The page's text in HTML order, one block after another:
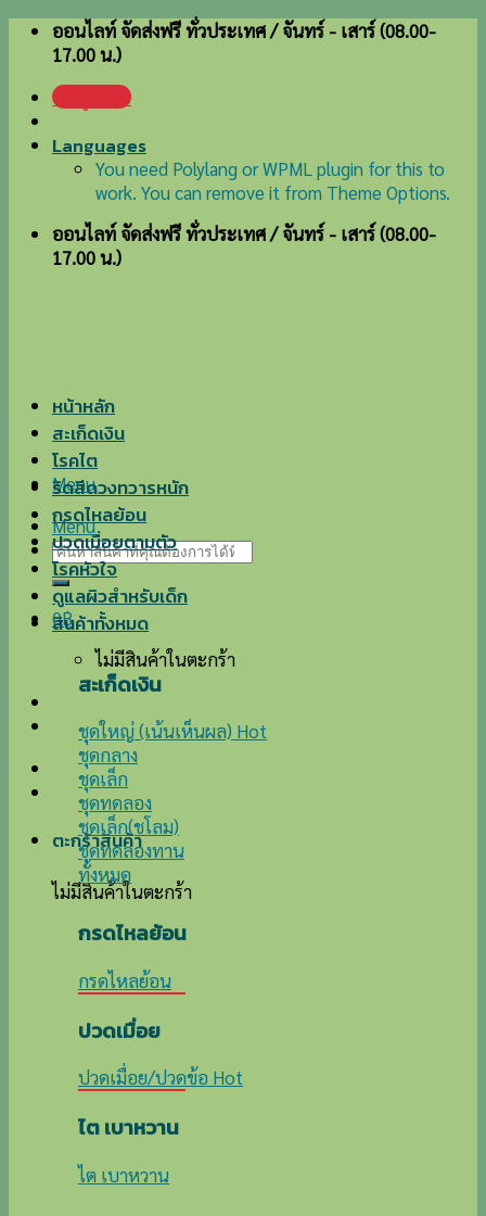
Skip ออนไลท์ จัดส่งฟรี ทั่วประเทศ / จันทร์ - เสาร์ (08.00-
17.00 น.)
เข้าสู่ระบบ
Languages
You need Polylang or WPML plugin for this to
work. You can remove it from Theme Options.
ออนไลท์ จัดส่งฟรี ทั่วประเทศ / จันทร์ - เสาร์ (08.00-
17.00 น.)
Menu
Menu
ค้นหา:
0฿
ไม่มีสินค้าในตะกร้า
ตะกร้าสินค้า
ไม่มีสินค้าในตะกร้า
หน้าหลัก
สะเก็ดเงิน
โรคไต
ริดสีดวงทวารหนัก
กรดไหลย้อน
ปวดเมื่อยตามตัว
โรคหัวใจ
ดูแลผิวสำหรับเด็ก
สินค้าทั้งหมด
สะเก็ดเงิน
ชุดใหญ่ (เน้นเห็นผล)
ชุดกลาง
ชุดเล็ก
ชุดทดลอง
ชุดเล็ก(ชโลม)
ชุดทดลองทาน
ทั้งหมด
กรดไหลย้อน
กรดไหลย้อน
ปวดเมื่อย
ปวดเมื่อย/ปวดข้อ
ไต เบาหวาน
ไต เบาหวาน